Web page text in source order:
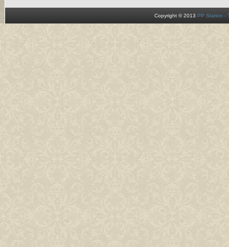
Copyright © 2013 PP Station -